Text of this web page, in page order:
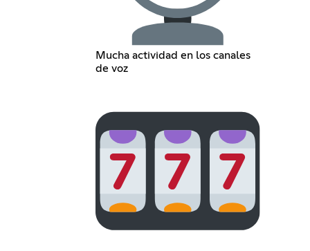
Mucha actividad en los canales
de voz